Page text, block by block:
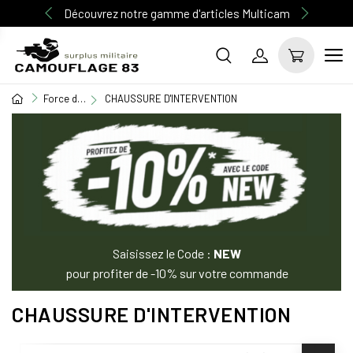
Découvrez notre gamme d'articles Multicam
Force de l'ordre CHAUSSURE D'INTERVENTION
Saisissez le Code : NEW
pour profiter de -10% sur votre commande
CHAUSSURE D'INTERVENTION